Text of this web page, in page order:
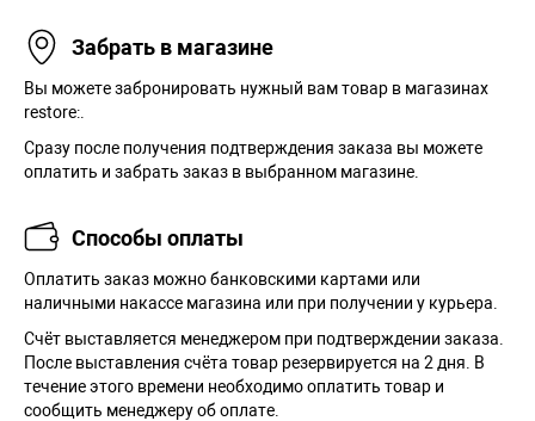
Забрать в магазине
Вы можете забронировать нужный вам товар в магазинах
restore:.
Сразу после получения подтверждения заказа вы можете
оплатить и забрать заказ в выбранном магазине.
Способы оплаты
Оплатить заказ можно банковскими картами или
наличными накассе магазина или при получении у курьера.
Cчёт выставляется менеджером при подтверждении заказа.
После выставления счёта товар резервируется на 2 дня. В
течение этого времени необходимо оплатить товар и
сообщить менеджеру об оплате.